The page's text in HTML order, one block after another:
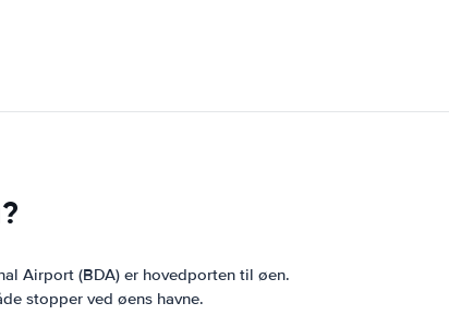
Airport (BDA) er hovedporten til øen.
stopper ved øens havne.